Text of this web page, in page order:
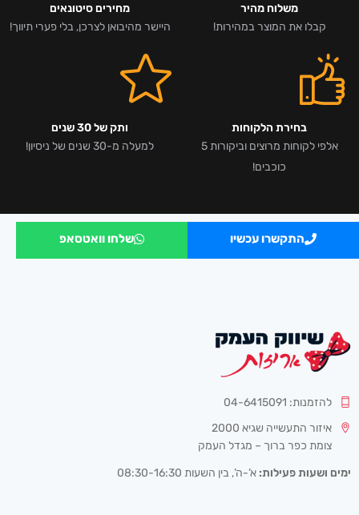
משלוח מהיר
קבלו את המוצר במהירות!
מחירים סיטונאים
היישר מהיבואן לצרכן, בלי פערי תיווך!
בחירת הלקוחות
אלפי לקוחות מרוצים וביקורות 5
כוכבים!
ותק של 30 שנים
למעלה מ-30 שנים של ניסיון!
התקשרו עכשיו שלחו וואטסאפ
להזמנות: 04-6415091
איזור התעשייה שגיא 2000
צומת כפר ברוך – מגדל העמק
ימים ושעות פעילות: א’-ה’, בין השעות 08:30-16:30